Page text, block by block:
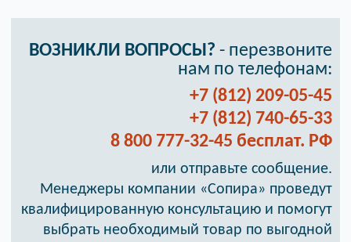
ВОЗНИКЛИ ВОПРОСЫ? - перезвоните
нам по телефонам:
+7 (812) 209-05-45
+7 (812) 740-65-33
8 800 777-32-45 бесплат. РФ
или отправьте сообщение.
Менеджеры компании «Сопира» проведут
квалифицированную консультацию и помогут
выбрать необходимый товар по выгодной